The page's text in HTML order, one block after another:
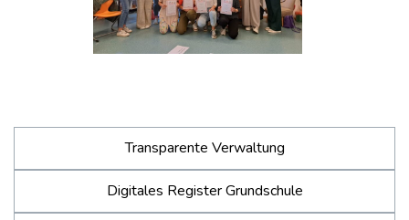
Transparente Verwaltung
Digitales Register Grundschule